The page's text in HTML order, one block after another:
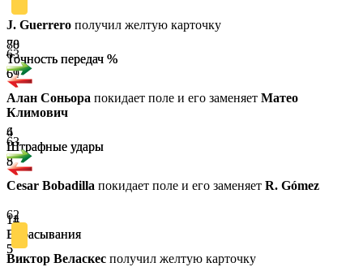
78
Точность передач %
69
4
Штрафные удары
8
11
Вбрасывания
5
80
Точность передач %
61
6
Штрафные удары
5
14
Вбрасывания
5
J. Guerrero получил желтую карточку
63
Алан Соньора покидает поле и его заменяет Матео
Климович
63
Cesar Bobadilla покидает поле и его заменяет R. Gómez
62
Виктор Веласкес получил желтую карточку